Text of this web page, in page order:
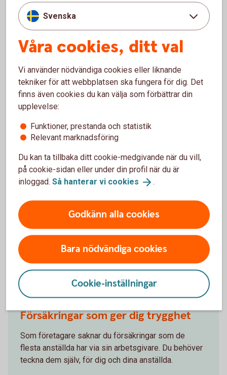
För en låg månadskostnad får du en trygghetsförsäkring
som kan göra stor skillnad om något oförutsett händer.
A-kassan är en viktig del av din ekonomiska trygghet. Den
kan ge dig tid och utrymme att tänka framåt, planera nästa
steg och starta om på ett hållbart sätt.
Som företagare betalar du redan via egenavgifter till
trygghetssystemet, men själva medlemskapet i en A-
kassa kräver att du aktivt går med.
Så kommer du igång
Välj A-kassa.Påsverigesakassor.se
kan du se alla
kassor och vad som gäller för olika branscher.
väljer.
Se över ditt skydd.Som företagare kan du stärka din
trygghet genom olika försäkringslösningar som
kompletterar A-kassan. Prata gärna med oss så hjälper vi
dig hitta en lösning som passar din situation.
Försäkringar som ger dig trygghet
Som företagare saknar du försäkringar som de
flesta anställda har via sin arbetsgivare. Du behöver
teckna dem själv, för dig och dina anställda.
Svenska
Våra cookies, ditt val
Vi använder nödvändiga cookies eller liknande
tekniker för att webbplatsen ska fungera för dig. Det
finns även cookies du kan välja som förbättrar din
upplevelse:
Funktioner, prestanda och statistik
Relevant marknadsföring
Du kan ta tillbaka ditt cookie-medgivande när du vill,
på cookie-sidan eller under din profil när du är
inloggad. Så hanterar vi cookies .
Godkänn alla cookies
Bara nödvändiga cookies
Cookie-inställningar